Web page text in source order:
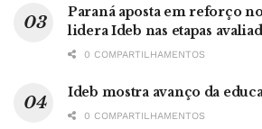
Paraná aposta em reforço
lidera Ideb nas etapas
0 COMPARTILHAMENTOS
Ideb mostra avanço da
0 COMPARTILHAMENTOS